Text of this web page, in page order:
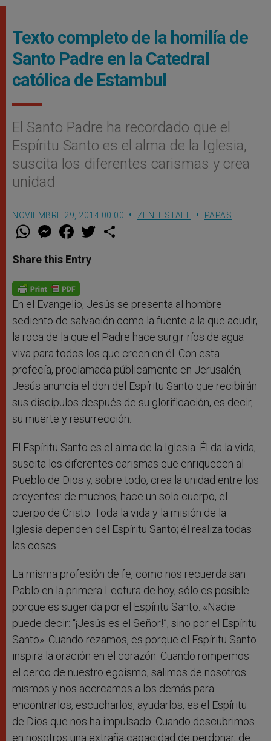
Texto completo de la homilí­a de
Santo Padre en la Catedral
católica de Estambul
El Santo Padre ha recordado que el
Espíritu Santo es el alma de la Iglesia,
suscita los diferentes carismas y crea
unidad
NOVIEMBRE 29, 2014 00:00 ZENIT STAFF PAPAS
W
t
s
p
p
M
e
s
e
g
e
r
F
a
e
b
o
k
w
Share this Entry
En el Evangelio, Jesús se presenta al hombre
sediento de salvación como la fuente a la que acudir,
la roca de la que el Padre hace surgir ríos de agua
viva para todos los que creen en él. Con esta
profecía, proclamada públicamente en Jerusalén,
Jesús anuncia el don del Espíritu Santo que recibirán
sus discípulos después de su glorificación, es decir,
su muerte y resurrección.
El Espíritu Santo es el alma de la Iglesia. Él da la vida,
suscita los diferentes carismas que enriquecen al
Pueblo de Dios y, sobre todo, crea la unidad entre los
creyentes: de muchos, hace un solo cuerpo, el
cuerpo de Cristo. Toda la vida y la misión de la
Iglesia dependen del Espíritu Santo; él realiza todas
las cosas.
La misma profesión de fe, como nos recuerda san
Pablo en la primera Lectura de hoy, sólo es posible
porque es sugerida por el Espíritu Santo: «Nadie
puede decir: “¡Jesús es el Señor!”, sino por el Espíritu
Santo». Cuando rezamos, es porque el Espíritu Santo
inspira la oración en el corazón. Cuando rompemos
el cerco de nuestro egoísmo, salimos de nosotros
mismos y nos acercamos a los demás para
encontrarlos, escucharlos, ayudarlos, es el Espíritu
de Dios que nos ha impulsado. Cuando descubrimos
en nosotros una extraña capacidad de perdonar, de